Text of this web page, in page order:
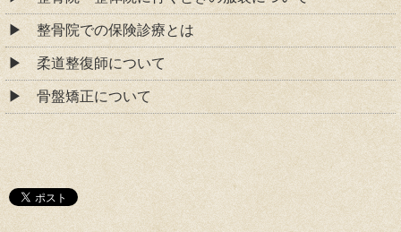
整骨院での保険診療とは
柔道整復師について
骨盤矯正について